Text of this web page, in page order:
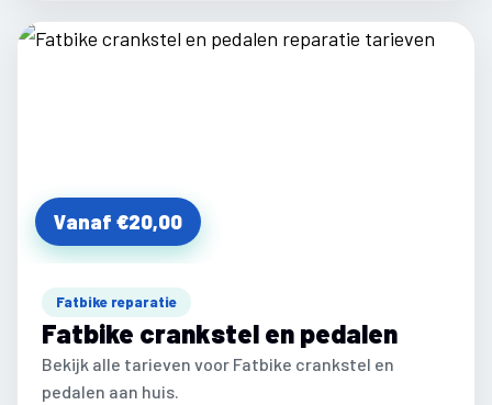
Vanaf €20,00
Fatbike reparatie
Fatbike crankstel en pedalen
Bekijk alle tarieven voor Fatbike crankstel en
pedalen aan huis.